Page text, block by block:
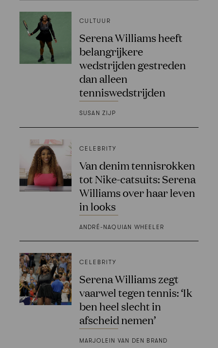
CULTUUR
Serena Williams heeft
belangrijkere
wedstrijden gestreden
dan alleen
tenniswedstrijden
SUSAN ZIJP
CELEBRITY
Van denim tennisrokken
tot Nike-catsuits: Serena
Williams over haar leven
in looks
ANDRÉ-NAQUIAN WHEELER
CELEBRITY
Serena Williams zegt
vaarwel tegen tennis: ‘Ik
ben heel slecht in
afscheid nemen’
MARJOLEIN VAN DEN BRAND